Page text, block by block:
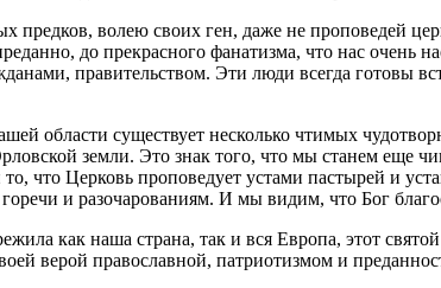
волею своих ген, даже не проповедей
до прекрасного фанатизма, что нас очень
правительством. Эти люди всегда готовы
области существует несколько чтимых
земли. Это знак того, что мы станем
что Церковь проповедует устами пастырей и
и разочарованиям. И мы видим, что Бог
как наша страна, так и вся Европа, этот
верой православной, патриотизмом и